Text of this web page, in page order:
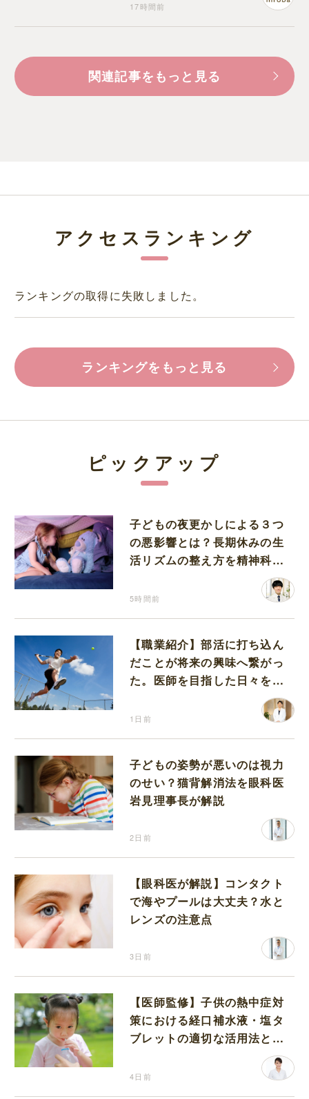
17時間前
関連記事をもっと見る
アクセスランキング
ランキングの取得に失敗しました。
ランキングをもっと見る
ピックアップ
子どもの夜更かしによる３つ
の悪影響とは？長期休みの生
活リズムの整え方を精神科医
5時間前
【職業紹介】部活に打ち込ん
だことが将来の興味へ繋がっ
た。医師を目指した日々を振
1日前
子どもの姿勢が悪いのは視力
のせい？猫背解消法を眼科医
岩見理事長が解説
2日前
【眼科医が解説】コンタクト
で海やプールは大丈夫？水と
レンズの注意点
3日前
【医師監修】子供の熱中症対
策における経口補水液・塩タ
ブレットの適切な活用法と水
4日前